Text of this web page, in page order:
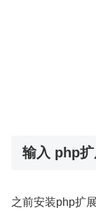
输入 php
之前安装php扩